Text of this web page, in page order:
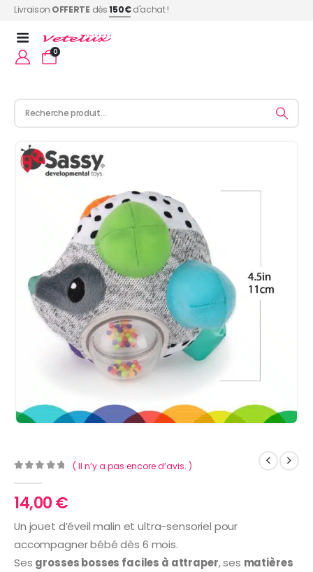
Livraison OFFERTE dès150€d'achat !
0
( Il n’y a pas encore d’avis. )
14,00€
Un jouet d’éveil malin et ultra-sensoriel pour
accompagner bébé dès 6 mois.
Ses grosses bosses faciles à attraper, ses matières